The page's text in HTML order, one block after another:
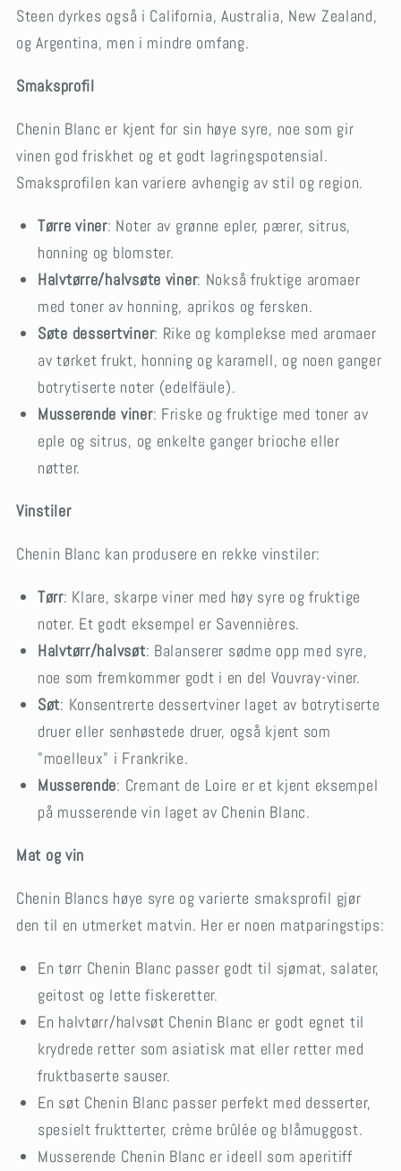
Steen dyrkes også i California, Australia, New Zealand,
og Argentina, men i mindre omfang.
Smaksprofil
Chenin Blanc er kjent for sin høye syre, noe som gir
vinen god friskhet og et godt lagringspotensial.
Smaksprofilen kan variere avhengig av stil og region.
Tørre viner: Noter av grønne epler, pærer, sitrus,
honning og blomster.
Halvtørre/halvsøte viner: Nokså fruktige aromaer
med toner av honning, aprikos og fersken.
Søte dessertviner: Rike og komplekse med aromaer
av tørket frukt, honning og karamell, og noen ganger
botrytiserte noter (edelfäule).
Musserende viner: Friske og fruktige med toner av
eple og sitrus, og enkelte ganger brioche eller
nøtter.
Vinstiler
Chenin Blanc kan produsere en rekke vinstiler:
Tørr: Klare, skarpe viner med høy syre og fruktige
noter. Et godt eksempel er Savennières.
Halvtørr/halvsøt: Balanserer sødme opp med syre,
noe som fremkommer godt i en del Vouvray-viner.
Søt: Konsentrerte dessertviner laget av botrytiserte
druer eller senhøstede druer, også kjent som
"moelleux" i Frankrike.
Musserende: Cremant de Loire er et kjent eksempel
på musserende vin laget av Chenin Blanc.
Mat og vin
Chenin Blancs høye syre og varierte smaksprofil gjør
den til en utmerket matvin. Her er noen matparingstips:
En tørr Chenin Blanc passer godt til sjømat, salater,
geitost og lette fiskeretter.
En halvtørr/halvsøt Chenin Blanc er godt egnet til
krydrede retter som asiatisk mat eller retter med
fruktbaserte sauser.
En søt Chenin Blanc passer perfekt med desserter,
spesielt fruktterter, crème brûlée og blåmuggost.
Musserende Chenin Blanc er ideell som aperitiff